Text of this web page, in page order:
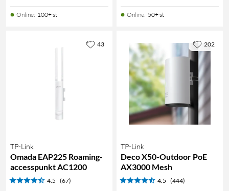
Online: 100+ st Online: 50+ st
TP-Link
Omada EAP225 Roaming-
accesspunkt AC1200
4.5 (67)
43
TP-Link
Deco X50-Outdoor PoE
AX3000 Mesh
4.5 (444)
202